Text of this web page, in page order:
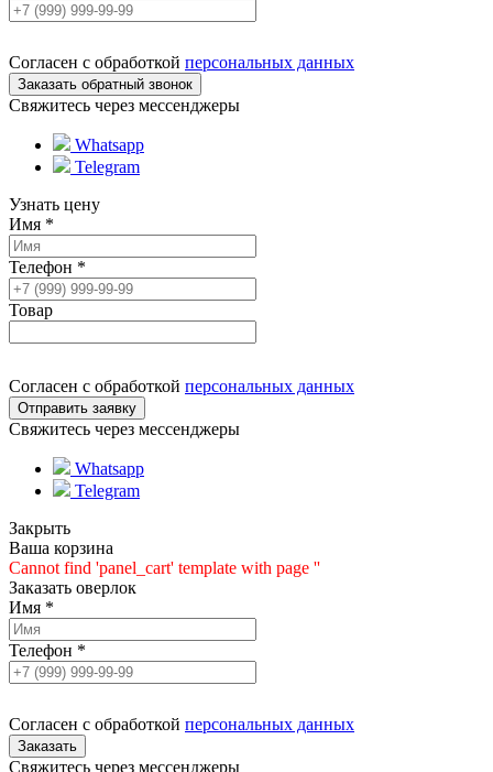
Согласен с обработкой персональных данных
Свяжитесь через мессенджеры
Whatsapp
Telegram
Узнать цену
Имя *
Телефон *
Товар
Согласен с обработкой персональных данных
Свяжитесь через мессенджеры
Whatsapp
Telegram
Закрыть
Ваша корзина
Cannot find 'panel_cart' template with page ''
Заказать оверлок
Имя *
Телефон *
Согласен с обработкой персональных данных
Свяжитесь через мессенджеры